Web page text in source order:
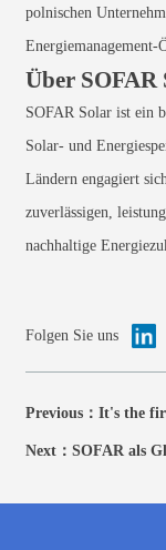
polnischen
Energiemanagement-
Über SOFAR
SOFAR Solar ist ein
Solar- und
Ländern engagiert
zuverlässigen,
nachhaltige
Folgen Sie uns
Previous：It's the
Next：SOFAR als